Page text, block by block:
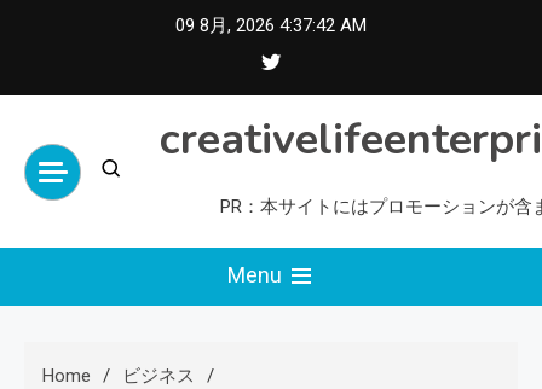
09 8月, 2026 4:37:43 AM
PR：本サイトにはプロモーションが含
Menu
Home ビジネス